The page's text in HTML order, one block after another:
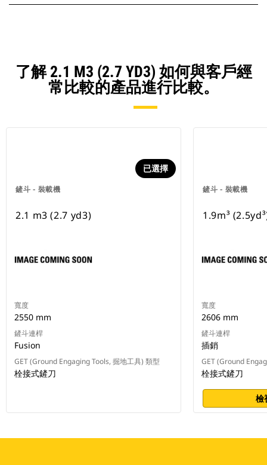
了解 2.1 M3 (2.7 YD3) 如何與客戶經
常比較的產品進行比較。
鏟斗 - 裝載機
已選擇
2.1 m3 (2.7 yd3)
寬度
2550 mm
鏟斗連桿
Fusion
GET (Ground Engaging Tools, 掘地工具) 類型
栓接式鏟刀
鏟斗 - 裝載機
1.9m³
寬度
2606 mm
鏟斗連桿
插銷
GET (Ground
栓接式鏟刀
檢